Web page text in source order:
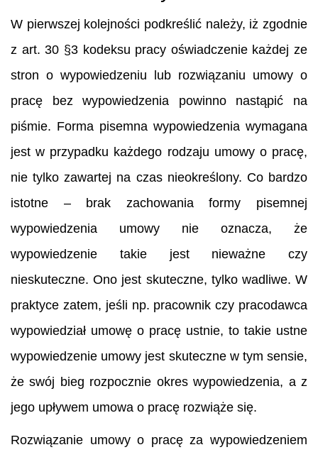
W pierwszej kolejności podkreślić należy, iż zgodnie
z art. 30 §3 kodeksu pracy oświadczenie każdej ze
stron o wypowiedzeniu lub rozwiązaniu umowy o
pracę bez wypowiedzenia powinno nastąpić na
piśmie. Forma pisemna wypowiedzenia wymagana
jest w przypadku każdego rodzaju umowy o pracę,
nie tylko zawartej na czas nieokreślony. Co bardzo
istotne – brak zachowania formy pisemnej
wypowiedzenia umowy nie oznacza, że
wypowiedzenie takie jest nieważne czy
nieskuteczne. Ono jest skuteczne, tylko wadliwe. W
praktyce zatem, jeśli np. pracownik czy pracodawca
wypowiedział umowę o pracę ustnie, to takie ustne
wypowiedzenie umowy jest skuteczne w tym sensie,
że swój bieg rozpocznie okres wypowiedzenia, a z
jego upływem umowa o pracę rozwiąże się.
Rozwiązanie umowy o pracę za wypowiedzeniem